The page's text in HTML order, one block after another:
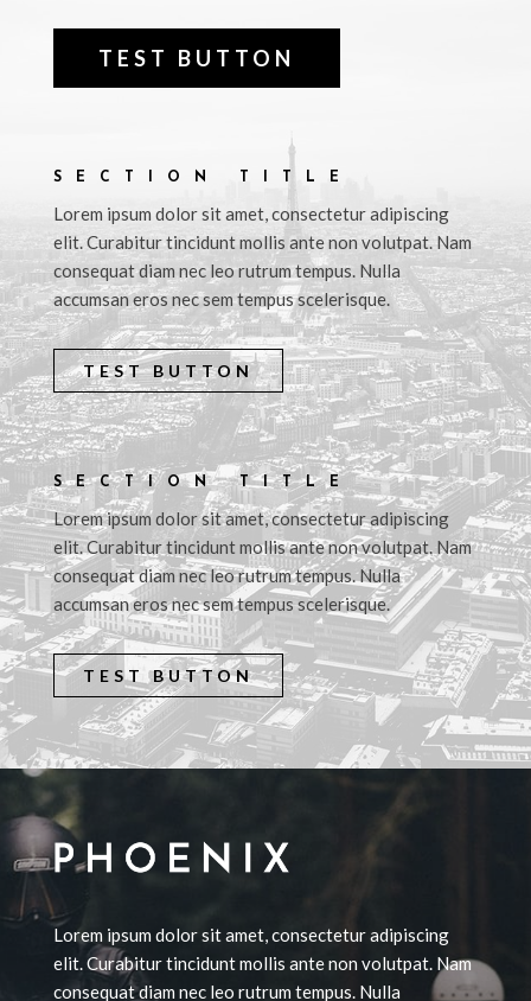
TEST BUTTON
SECTION TITLE
Lorem ipsum dolor sit amet, consectetur adipiscing
elit. Curabitur tincidunt mollis ante non volutpat. Nam
consequat diam nec leo rutrum tempus. Nulla
accumsan eros nec sem tempus scelerisque.
TEST BUTTON
SECTION TITLE
Lorem ipsum dolor sit amet, consectetur adipiscing
elit. Curabitur tincidunt mollis ante non volutpat. Nam
consequat diam nec leo rutrum tempus. Nulla
accumsan eros nec sem tempus scelerisque.
TEST BUTTON
Lorem ipsum dolor sit amet, consectetur adipiscing
elit. Curabitur tincidunt mollis ante non volutpat. Nam
consequat diam nec leo rutrum tempus. Nulla